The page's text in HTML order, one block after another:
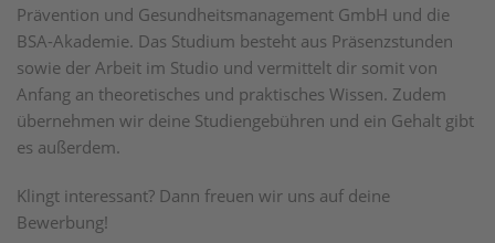
Prävention und Gesundheitsmanagement GmbH und die
BSA-Akademie. Das Studium besteht aus Präsenzstunden
sowie der Arbeit im Studio und vermittelt dir somit von
Anfang an theoretisches und praktisches Wissen. Zudem
übernehmen wir deine Studiengebühren und ein Gehalt gibt
es außerdem.
Klingt interessant? Dann freuen wir uns auf deine
Bewerbung!